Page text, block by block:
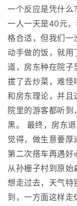
一个反应是凭什么
一人一天是40元
格合适，但我们一
动手做的饭，就用
道，房东种在院子
拔了去炒菜，难怪
和房东理论，并且
院里的游客都听
黑。 最终，房东
觉得，做生意要厚
第二次搭车再遇好
从孙栅子村到原
想走过去，天气特
到，一方面这样走